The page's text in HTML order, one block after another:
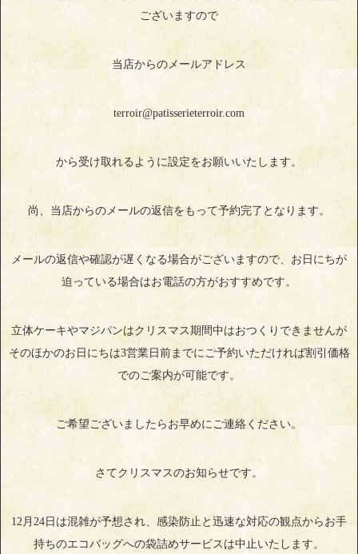
ございますので
当店からのメールアドレス
terroir@patisserieterroir.com
から受け取れるように設定をお願いいたします。
尚、当店からのメールの返信をもって予約完了となります。
メールの返信や確認が遅くなる場合がございますので、お日にちが
迫っている場合はお電話の方がおすすめです。
立体ケーキやマジパンはクリスマス期間中はおつくりできませんが
そのほかのお日にちは3営業日前までにご予約いただければ割引価格
でのご案内が可能です。
ご希望ございましたらお早めにご連絡ください。
さてクリスマスのお知らせです。
12月24日は混雑が予想され、感染防止と迅速な対応の観点からお手
持ちのエコバッグへの袋詰めサービスは中止いたします。